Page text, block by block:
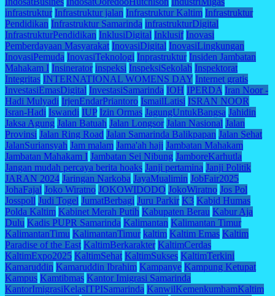
infrastruktur Infrastruktur jalan Infrastruktur Kaltim Infrastruktur
Pendidikan Infrastruktur Samarinda infrastrukturDigital
InfrastrukturPendidikan InklusiDigital Inklusif Inovasi
Pemberdayaan Masyarakat InovasiDigital InovasiLingkungan
InovasiPemuda InovasiTeknologi Inprastruktur Insiden Jambatan
Mahakam I Insinerator inspeksi InspeksiSekolah Inspektorat
Integritas INTERNATIONAL WOMENS DAY Internet gratis
InvestasiEmasDigital InvestasiSamarinda IOH IPERDA Iran Noor -
Hadi Mulyadi IrjenEndarPriantoro IsmailLatisi ISRAN NOOR
Isran-Hadi Iswandi IUP Izin Ormas JagungUntukBangsa Jahidin
Jaksa Agung Jalan Batuah Jalan Longsor Jalan Nasional Jalan
Provinsi Jalan Ring Road Jalan Samarinda Balikpapan Jalan Sehat
JalanSuriansyah Jam malam Jama'ah haji Jambatan Mahakam
Jambatan Mahakam I Jambatan Sei Nibung JamboreKarhutla
Jangan mudah percaya berita hoaks Janji pertamina Janji Politik
JARAN 2024 Jaringan Narkoba JayaMualimin JobFair2025
JohaFajal Joko Wiratno JOKOWIDODO JokoWiratno Jos Pol
Josspoll Judi Togel JumatBerbagi Juru Parkir K3 Kabid Humas
Polda Kaltim Kabinet Merah Putih Kabupaten Berau Kabur Aja
Dulu Kadis PUPR Samarinda Kalimantan Kalimantan Timur
KalimantanTimu KalimantanTimur kaltim Kaltim Emas Kaltim
Paradise of the East KaltimBerkarakter KaltimCerdas
KaltimExpo2025 KaltimSehat KaltimSukses KaltimTerkini
Kamaruddin Kamaruddin Ibrahim Kampanye Kampung Ketupat
Kampus Kamtibmas Kantor Imigrasi Samarinda
KantorImigrasiKelasITPISamarinda KanwilKemenkumhamKaltim